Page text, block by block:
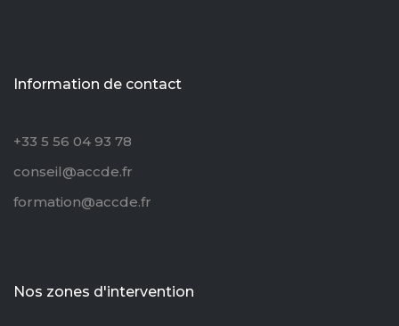
Information de contact
+33 5 56 04 93 78
conseil@accde.fr
formation@accde.fr
Nos zones d'intervention